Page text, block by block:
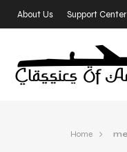
About Us Support Center
Home